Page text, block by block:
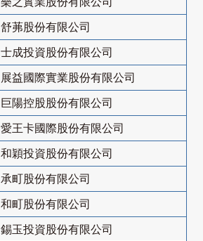
舒茀股份有限公司
士成投資股份有限公司
展益國際實業股份有限公司
巨陽控股股份有限公司
愛王卡國際股份有限公司
和穎投資股份有限公司
承町股份有限公司
和町股份有限公司
錫玉投資股份有限公司